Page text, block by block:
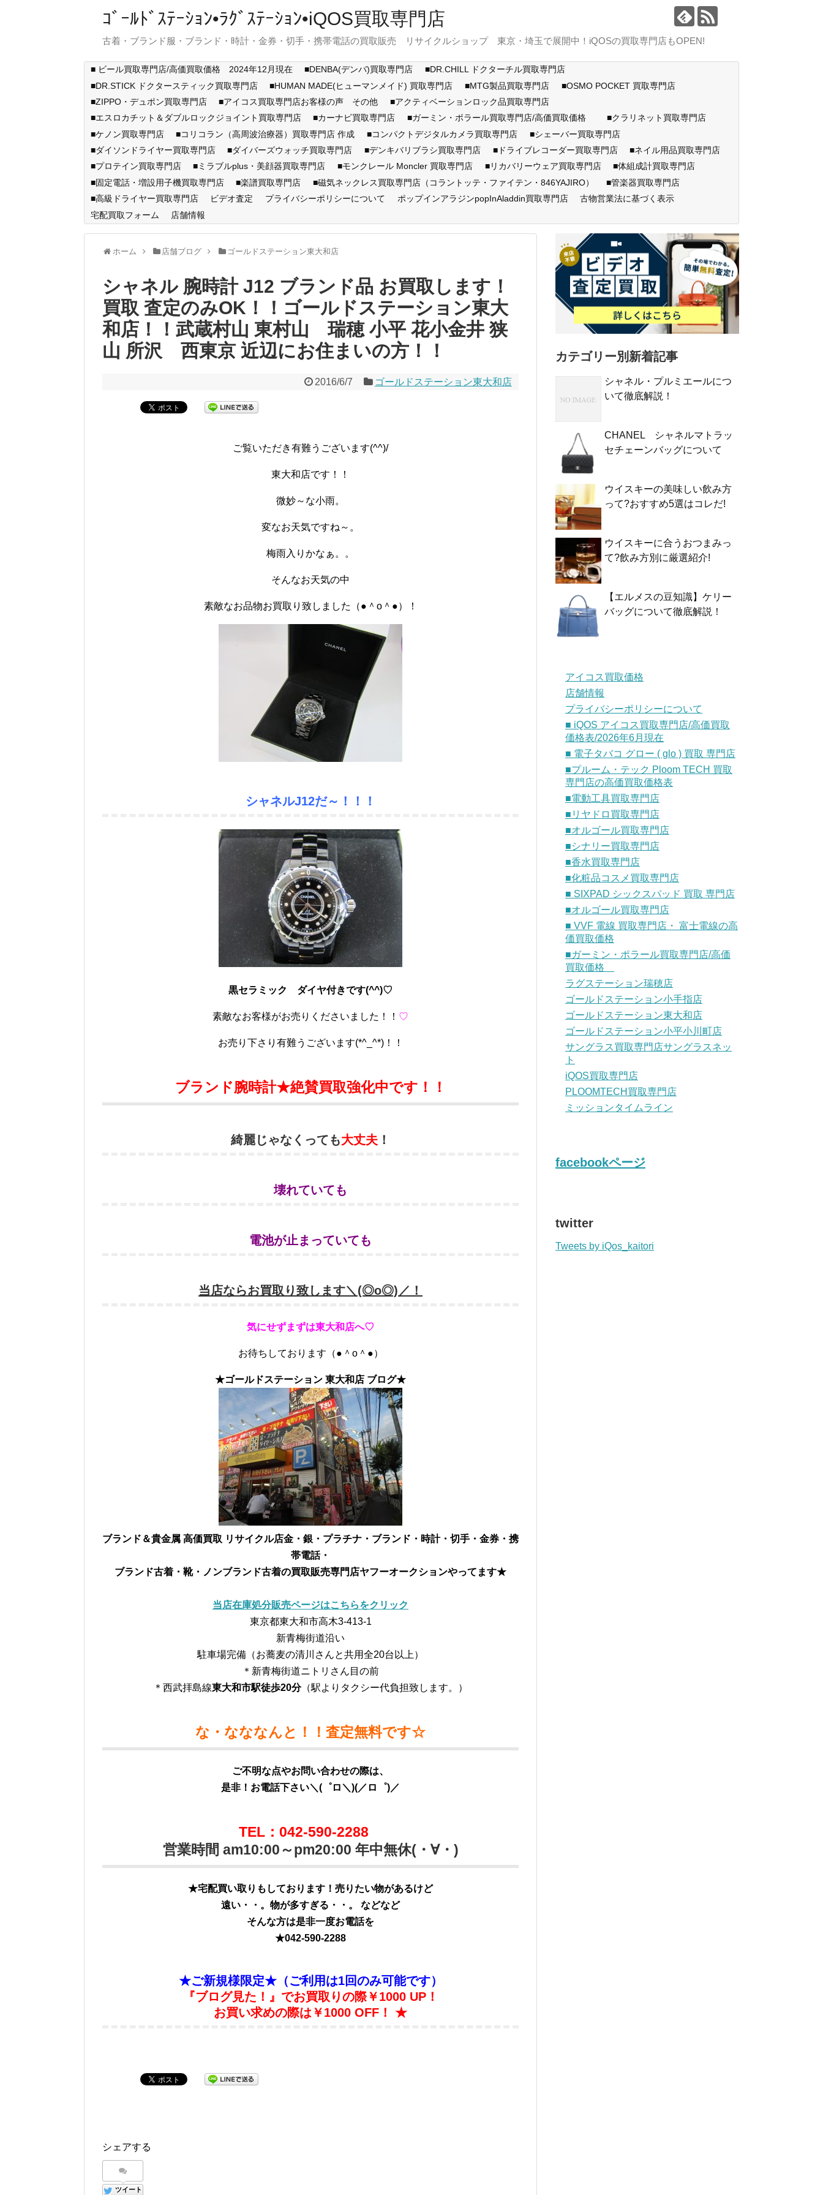
ｺﾞｰﾙﾄﾞｽﾃｰｼｮﾝ•ﾗｸﾞｽﾃｰｼｮﾝ•iQOS買取専門店
古着・ブランド服・ブランド・時計・金券・切手・携帯電話の買取販売 リサイクルショップ 東京・埼玉で展開中！iQOSの買取専門店もOPEN!
■ ビール買取専門店/高価買取価格 2024年12月現在 ■DENBA(デンバ)買取専門店
■DR.CHILL ドクターチル買取専門店
■DR.STICK ドクタースティック買取専門店
■HUMAN MADE(ヒューマンメイド) 買取専門店 ■MTG製品買取専門店
■OSMO POCKET 買取専門店
■ZIPPO・デュポン買取専門店
■アイコス買取専門店お客様の声 その他
■アクティベーションロック品買取専門店
■エスロカチット＆ダブルロックジョイント買取専門店
■カーナビ買取専門店 ■ガーミン・ポラール買取専門店/高価買取価格
■クラリネット買取専門店
■ケノン買取専門店
■コリコラン（高周波治療器）買取専門店 作成 ■コンパクトデジタルカメラ買取専門店
■シェーバー買取専門店
■ダイソンドライヤー買取専門店
■ダイバーズウォッチ買取専門店 ■デンキバリブラシ買取専門店 ■ドライブレコーダー買取専門店
■ネイル用品買取専門店
■プロテイン買取専門店
■ミラブルplus・美顔器買取専門店 ■モンクレール Moncler 買取専門店 ■リカバリーウェア買取専門店
■体組成計買取専門店
■固定電話・増設用子機買取専門店
■楽譜買取専門店 ■磁気ネックレス買取専門店（コラントッテ・ファイテン・846YAJIRO）
■管楽器買取専門店
■高級ドライヤー買取専門店
ビデオ査定 プライバシーポリシーについて ポップインアラジンpopInAladdin買取専門店
古物営業法に基づく表示
宅配買取フォーム
店舗情報
ホーム 店舗ブログ ゴールドステーション東大和店
シャネル 腕時計 J12 ブランド品 お買取します！
買取 査定のみOK！！ゴールドステーション東大
和店！！武蔵村山 東村山 瑞穂 小平 花小金井 狭
山 所沢 西東京 近辺にお住まいの方！！
2016/6/7 ゴールドステーション東大和店
ご覧いただき有難うございます(^^)/
東大和店です！！
微妙～な小雨。
変なお天気ですね～。
梅雨入りかなぁ。。
そんなお天気の中
素敵なお品物お買取り致しました（●＾o＾●）！
シャネルJ12だ～！！！
黒セラミック ダイヤ付きです(^^)♡
素敵なお客様がお売りくださいました！！ ♡
お売り下さり有難うございます(*^_^*)！！
ブランド腕時計★絶賛買取強化中です！！
綺麗じゃなくっても大丈夫 ！
壊れていても
電池が止まっていても
当店ならお買取り致します＼(◎o◎)／！
気にせずまずは東大和店へ♡
お待ちしております（●＾o＾●）
★ゴールドステーション 東大和店 ブログ★
ブランド＆貴金属 高価買取 リサイクル店金・銀・プラチナ・ブランド・時計・切手・金券・携
帯電話・
ブランド古着・靴・ノンブランド古着の買取販売専門店ヤフーオークションやってます★
当店在庫処分販売ページはこちらをクリック
東京都東大和市高木3-413-1
新青梅街道沿い
駐車場完備（お蕎麦の清川さんと共用全20台以上）
＊新青梅街道ニトリさん目の前
＊西武拝島線東大和市駅徒歩20分（駅よりタクシー代負担致します。）
な・なななんと！！査定無料です☆
ご不明な点やお問い合わせの際は、
是非！お電話下さい＼(゜ロ＼)(／ロ゜)／
TEL：042-590-2288
営業時間 am10:00～pm20:00 年中無休(・∀・)
★宅配買い取りもしております！売りたい物があるけど
遠い・・。物が多すぎる・・。 などなど
そんな方は是非一度お電話を
★042-590-2288
★ご新規様限定★（ご利用は1回のみ可能です）
『ブログ見た！』でお買取りの際￥1000 UP！
お買い求めの際は￥1000 OFF！ ★
シェアする
ツイート
カテゴリー別新着記事
シャネル・プルミエールにつ
いて徹底解説！
CHANEL シャネルマトラッ
セチェーンバッグについて
ウイスキーの美味しい飲み方
って?おすすめ5選はコレだ!
ウイスキーに合うおつまみっ
て?飲み方別に厳選紹介!
【エルメスの豆知識】ケリー
バッグについて徹底解説！
アイコス買取価格
店舗情報
プライバシーポリシーについて
■ iQOS アイコス買取専門店/高価買取
価格表/2026年6月現在
■ 電子タバコ グロー ( glo ) 買取 専門店
■プルーム・テック Ploom TECH 買取
専門店の高価買取価格表
■電動工具買取専門店
■リヤドロ買取専門店
■オルゴール買取専門店
■シナリー買取専門店
■香水買取専門店
■化粧品コスメ買取専門店
■ SIXPAD シックスパッド 買取 専門店
■オルゴール買取専門店
■ VVF 電線 買取専門店・ 富士電線の高
価買取価格
■ガーミン・ポラール買取専門店/高価
買取価格
ラグステーション瑞穂店
ゴールドステーション小手指店
ゴールドステーション東大和店
ゴールドステーション小平小川町店
サングラス買取専門店サングラスネッ
ト
iQOS買取専門店
PLOOMTECH買取専門店
ミッションタイムライン
facebookページ
twitter
Tweets by iQos_kaitori